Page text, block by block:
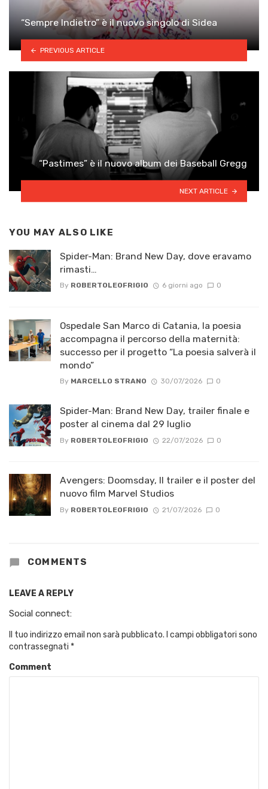
“Sempre Indietro” è il nuovo singolo di Sidea
PREVIOUS ARTICLE
“Pastimes” è il nuovo album dei Baseball Gregg
NEXT ARTICLE
YOU MAY ALSO LIKE
Spider-Man: Brand New Day, dove eravamo
rimasti…
By ROBERTOLEOFRIGIO 6 giorni ago 0
Ospedale San Marco di Catania, la poesia
accompagna il percorso della maternità:
successo per il progetto “La poesia salverà il
mondo”
By MARCELLO STRANO 30/07/2026 0
Spider-Man: Brand New Day, trailer finale e
poster al cinema dal 29 luglio
By ROBERTOLEOFRIGIO 22/07/2026 0
Avengers: Doomsday, Il trailer e il poster del
nuovo film Marvel Studios
By ROBERTOLEOFRIGIO 21/07/2026 0
COMMENTS
LEAVE A REPLY
Social connect:
Il tuo indirizzo email non sarà pubblicato. I campi obbligatori sono
contrassegnati *
Comment